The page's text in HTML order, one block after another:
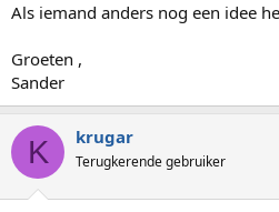
Als iemand anders nog een idee
Groeten ,
Sander
K krugar
Terugkerende gebruiker